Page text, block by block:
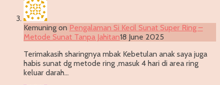
Kemuning on Pengalaman Si Kecil Sunat Super Ring –
Metode Sunat Tanpa Jahitan18 June 2025
Terimakasih sharingnya mbak Kebetulan anak saya juga
habis sunat dg metode ring ,masuk 4 hari di area ring
keluar darah…